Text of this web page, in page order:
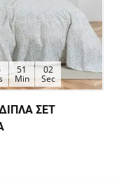
51
Min
01
Sec
ΣΕΤ